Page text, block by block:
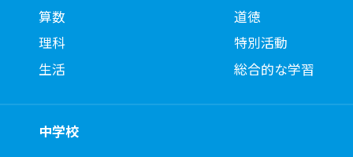
算数
理科
生活
道徳
特別活動
総合的な学習
中学校